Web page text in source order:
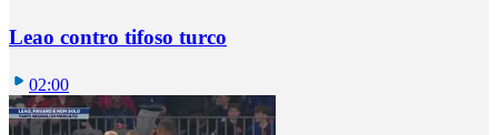
Leao contro tifoso turco
02:00